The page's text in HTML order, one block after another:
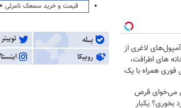
لاغری از
های اطرافت،
فوری همراه با پک
می‌خوای قرص
بخوری؟ یکبار
قیمت و خرید سمعک نامرئی